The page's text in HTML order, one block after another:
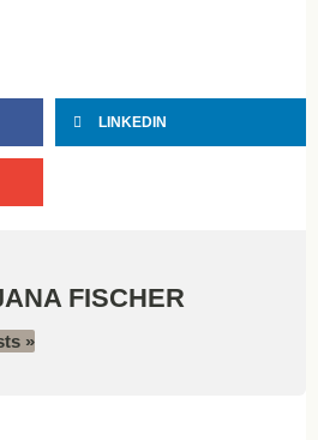
LINKEDIN
FISCHER
»